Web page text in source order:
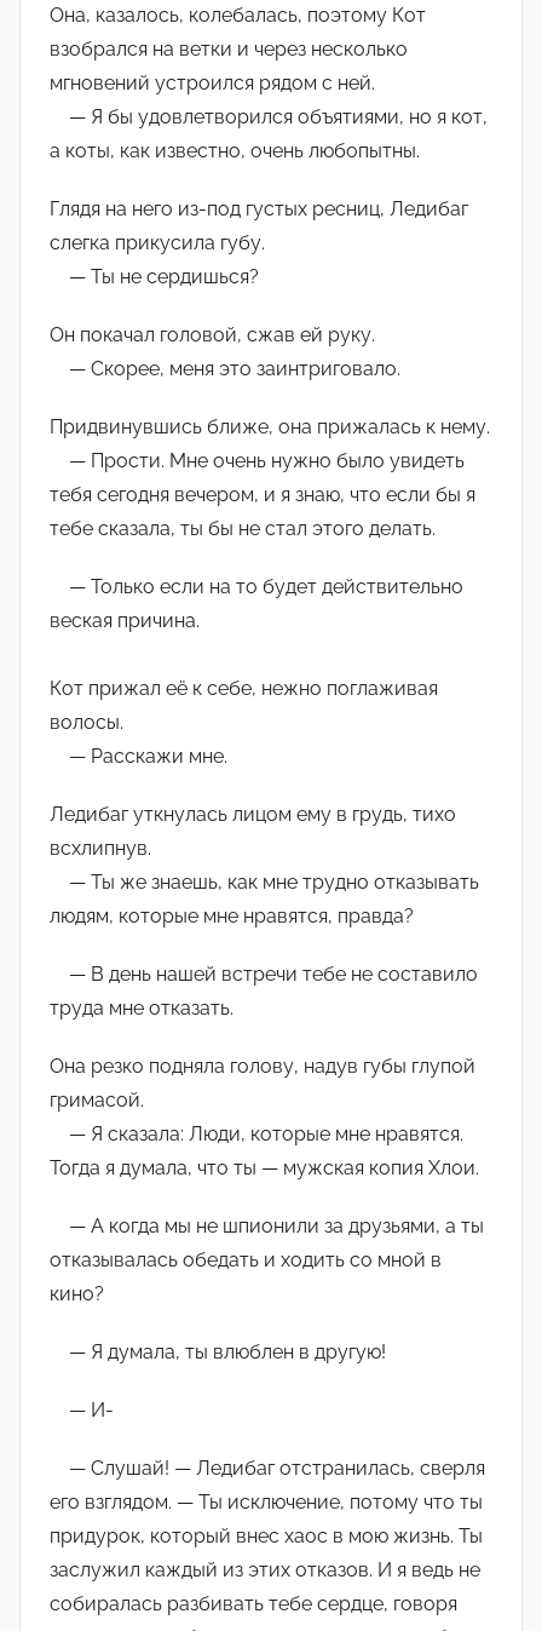
Она, казалось, колебалась, поэтому Кот
взобрался на ветки и через несколько
мгновений устроился рядом с ней.
— Я бы удовлетворился объятиями, но я кот,
а коты, как известно, очень любопытны.
Глядя на него из-под густых ресниц, Ледибаг
слегка прикусила губу.
— Ты не сердишься?
Он покачал головой, сжав ей руку.
— Скорее, меня это заинтриговало.
Придвинувшись ближе, она прижалась к нему.
— Прости. Мне очень нужно было увидеть
тебя сегодня вечером, и я знаю, что если бы я
тебе сказала, ты бы не стал этого делать.
— Только если на то будет действительно
веская причина.
Кот прижал её к себе, нежно поглаживая
волосы.
— Расскажи мне.
Ледибаг уткнулась лицом ему в грудь, тихо
всхлипнув.
— Ты же знаешь, как мне трудно отказывать
людям, которые мне нравятся, правда?
— В день нашей встречи тебе не составило
труда мне отказать.
Она резко подняла голову, надув губы глупой
гримасой.
— Я сказала: Люди, которые мне нравятся.
Тогда я думала, что ты — мужская копия Хлои.
— А когда мы не шпионили за друзьями, а ты
отказывалась обедать и ходить со мной в
кино?
— Я думала, ты влюблен в другую!
— И-
— Слушай! — Ледибаг отстранилась, сверля
его взглядом. — Ты исключение, потому что ты
придурок, который внес хаос в мою жизнь. Ты
заслужил каждый из этих отказов. И я ведь не
собиралась разбивать тебе сердце, говоря